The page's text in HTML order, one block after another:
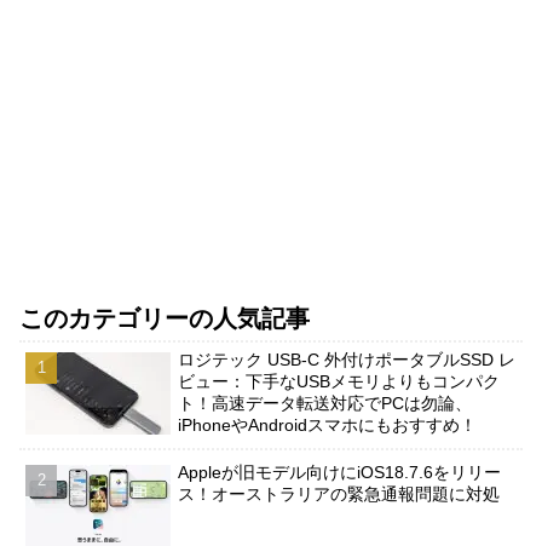
このカテゴリーの人気記事
ロジテック USB-C 外付けポータブルSSD レ
ビュー：下手なUSBメモリよりもコンパク
ト！高速データ転送対応でPCは勿論、
iPhoneやAndroidスマホにもおすすめ！
Appleが旧モデル向けにiOS18.7.6をリリー
ス！オーストラリアの緊急通報問題に対処